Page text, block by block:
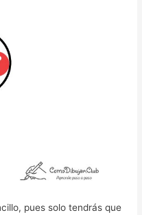
pues solo tendrás que